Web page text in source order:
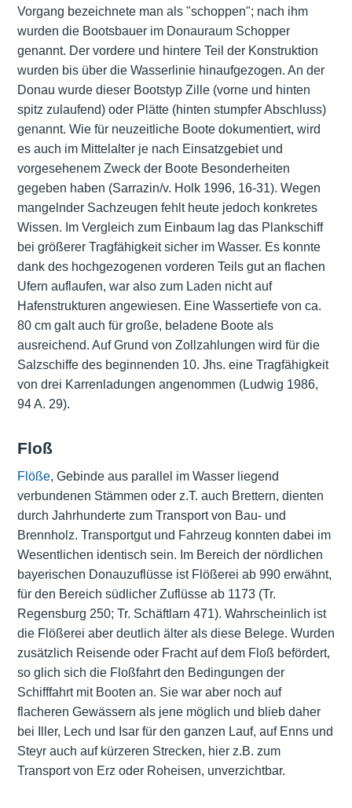
Vorgang bezeichnete man als "schoppen"; nach ihm
wurden die Bootsbauer im Donauraum Schopper
genannt. Der vordere und hintere Teil der Konstruktion
wurden bis über die Wasserlinie hinaufgezogen. An der
Donau wurde dieser Bootstyp Zille (vorne und hinten
spitz zulaufend) oder Plätte (hinten stumpfer Abschluss)
genannt. Wie für neuzeitliche Boote dokumentiert, wird
es auch im Mittelalter je nach Einsatzgebiet und
vorgesehenem Zweck der Boote Besonderheiten
gegeben haben (Sarrazin/v. Holk 1996, 16-31). Wegen
mangelnder Sachzeugen fehlt heute jedoch konkretes
Wissen. Im Vergleich zum Einbaum lag das Plankschiff
bei größerer Tragfähigkeit sicher im Wasser. Es konnte
dank des hochgezogenen vorderen Teils gut an flachen
Ufern auflaufen, war also zum Laden nicht auf
Hafenstrukturen angewiesen. Eine Wassertiefe von ca.
80 cm galt auch für große, beladene Boote als
ausreichend. Auf Grund von Zollzahlungen wird für die
Salzschiffe des beginnenden 10. Jhs. eine Tragfähigkeit
von drei Karrenladungen angenommen (Ludwig 1986,
94 A. 29).
Floß
Flöße, Gebinde aus parallel im Wasser liegend
verbundenen Stämmen oder z.T. auch Brettern, dienten
durch Jahrhunderte zum Transport von Bau- und
Brennholz. Transportgut und Fahrzeug konnten dabei im
Wesentlichen identisch sein. Im Bereich der nördlichen
bayerischen Donauzuflüsse ist Flößerei ab 990 erwähnt,
für den Bereich südlicher Zuflüsse ab 1173 (Tr.
Regensburg 250; Tr. Schäftlarn 471). Wahrscheinlich ist
die Flößerei aber deutlich älter als diese Belege. Wurden
zusätzlich Reisende oder Fracht auf dem Floß befördert,
so glich sich die Floßfahrt den Bedingungen der
Schifffahrt mit Booten an. Sie war aber noch auf
flacheren Gewässern als jene möglich und blieb daher
bei Iller, Lech und Isar für den ganzen Lauf, auf Enns und
Steyr auch auf kürzeren Strecken, hier z.B. zum
Transport von Erz oder Roheisen, unverzichtbar.